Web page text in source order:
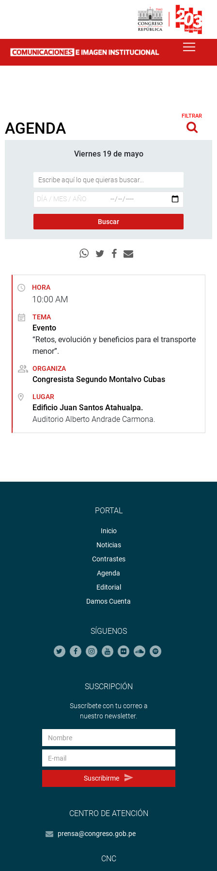
AGENDA
FILTRAR
Viernes 19 de mayo
HORA
10:00 AM
TEMA
Evento
“Retos, evolución y beneficios para el transporte
menor”.
ORGANIZA
Congresista Segundo Montalvo Cubas
LUGAR
Edificio Juan Santos Atahualpa.
Auditorio Alberto Andrade Carmona.
PORTAL
Inicio
Noticias
Contrastes
Agenda
Editorial
Damos Cuenta
SÍGUENOS
SUSCRIPCIÓN
Suscríbete con tu correo a
nuestro newsletter.
Suscribirme
CENTRO DE ATENCIÓN
prensa@congreso.gob.pe
CNC